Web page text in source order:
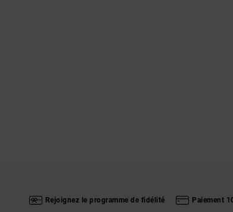
Rejoignez le programme de fidélité Paiement